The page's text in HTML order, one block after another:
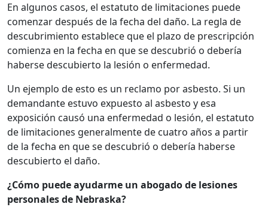
En algunos casos, el estatuto de limitaciones puede
comenzar después de la fecha del daño. La regla de
descubrimiento establece que el plazo de prescripción
comienza en la fecha en que se descubrió o debería
haberse descubierto la lesión o enfermedad.
Un ejemplo de esto es un reclamo por asbesto. Si un
demandante estuvo expuesto al asbesto y esa
exposición causó una enfermedad o lesión, el estatuto
de limitaciones generalmente de cuatro años a partir
de la fecha en que se descubrió o debería haberse
descubierto el daño.
¿Cómo puede ayudarme un abogado de lesiones
personales de Nebraska?